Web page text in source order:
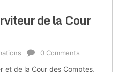
de la Cour
0 Comments
et de la Cour des Comptes,